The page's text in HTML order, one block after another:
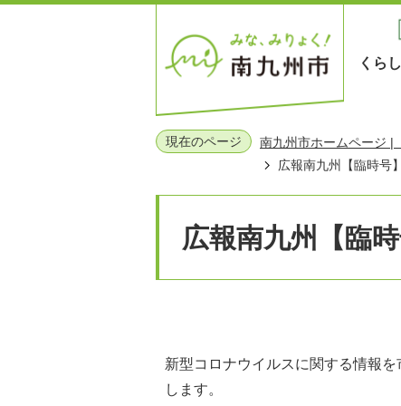
くら
現在のページ 南九州市ホームページ |
広報南九州【臨時号
広報南九州【臨
新型コロナウイルスに関する情報
します。